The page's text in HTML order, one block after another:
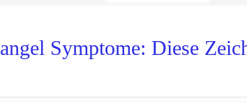
Symptome: Diese